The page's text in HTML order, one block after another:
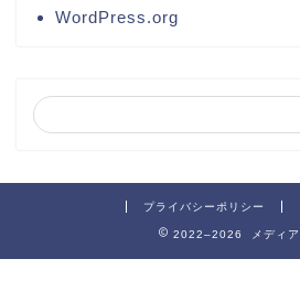
WordPress.org
プライバシーポリシー
2022–2026 メディア